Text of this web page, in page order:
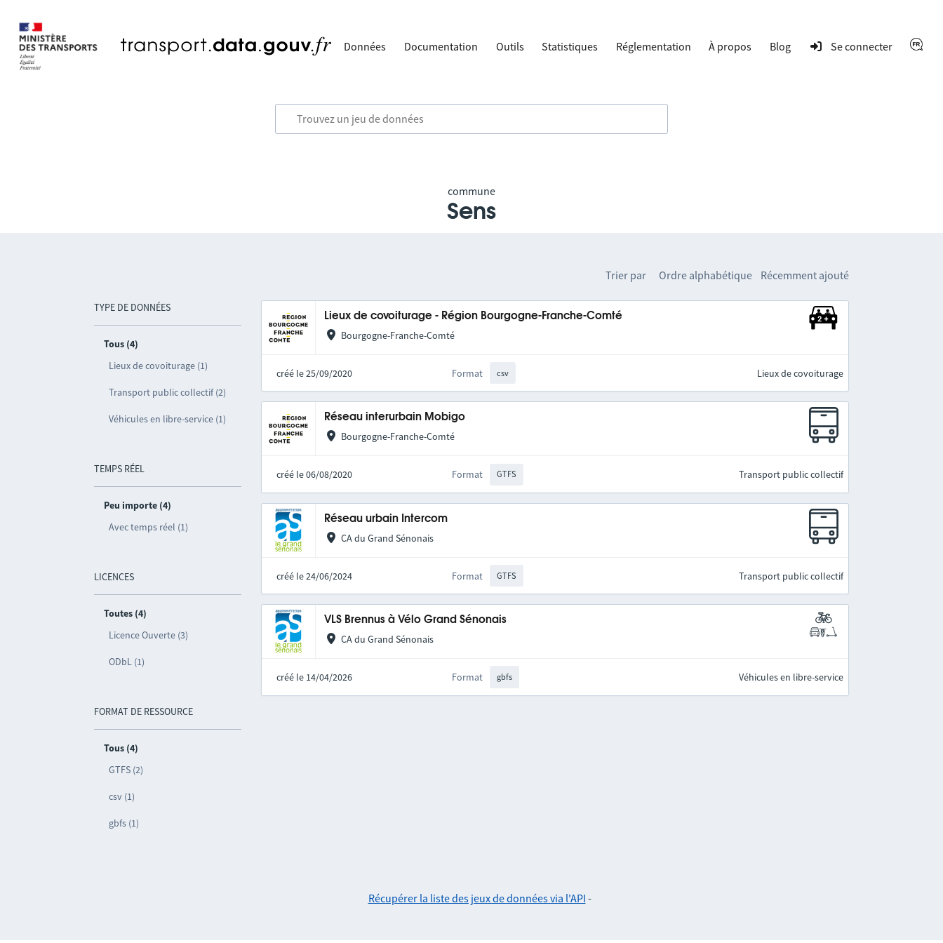
Données Documentation Outils Statistiques Réglementation À propos Blog Se connecter
commune
Sens
TYPE DE DONNÉES
Tous (4)
Lieux de covoiturage (1)
Transport public collectif (2)
Véhicules en libre-service (1)
TEMPS RÉEL
Peu importe (4)
Avec temps réel (1)
LICENCES
Toutes (4)
Licence Ouverte (3)
ODbL (1)
FORMAT DE RESSOURCE
Tous (4)
GTFS (2)
csv (1)
gbfs (1)
Trier par Ordre alphabétique Récemment ajouté
Lieux de covoiturage - Région Bourgogne-Franche-Comté
Bourgogne-Franche-Comté
créé le 25/09/2020 Format csv Lieux de covoiturage
Réseau interurbain Mobigo
Bourgogne-Franche-Comté
créé le 06/08/2020 Format GTFS Transport public collectif
Réseau urbain Intercom
CA du Grand Sénonais
créé le 24/06/2024 Format GTFS Transport public collectif
VLS Brennus à Vélo Grand Sénonais
CA du Grand Sénonais
créé le 14/04/2026 Format gbfs Véhicules en libre-service
Récupérer la liste des jeux de données via l'API -